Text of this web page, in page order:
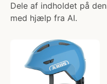
Dele af indholdet på
med hjælp fra AI.